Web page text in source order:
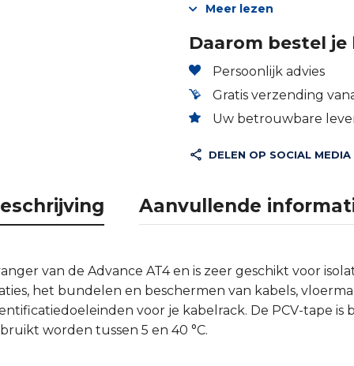
Meer lezen
Daarom bestel
Persoonlijk advies
Gratis verzending
Uw betrouwbare
DELEN OP SOCIAL MEDIA
Aanvullende
van de Advance AT4 en is zeer geschikt voor
het bundelen en beschermen van kabels,
voor je kabelrack. De PCV-tape is
worden tussen 5 en 40 °C.